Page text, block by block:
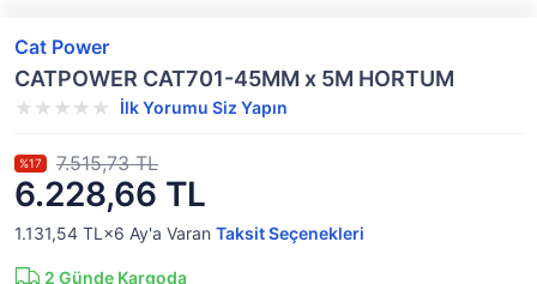
Cat Power
CATPOWER CAT701-45MM x 5M HORTUM
İlk Yorumu Siz Yapın
6.228,66 TL
%17 7.515,73 TL
1.131,54 TL×6 Ay'a Varan Taksit Seçenekleri
2 Günde Kargoda